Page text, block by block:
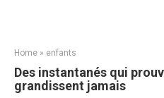
Home » enfants
Des instantanés qui
grandissent jamais